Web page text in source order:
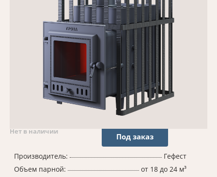
Нет в наличии
Под заказ
Производитель:
Гефест
Объем парной:
от 18 до 24 м³